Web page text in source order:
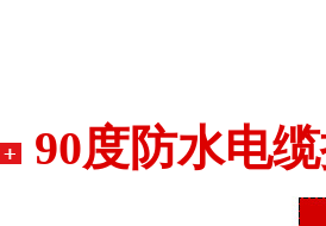
90度防水电